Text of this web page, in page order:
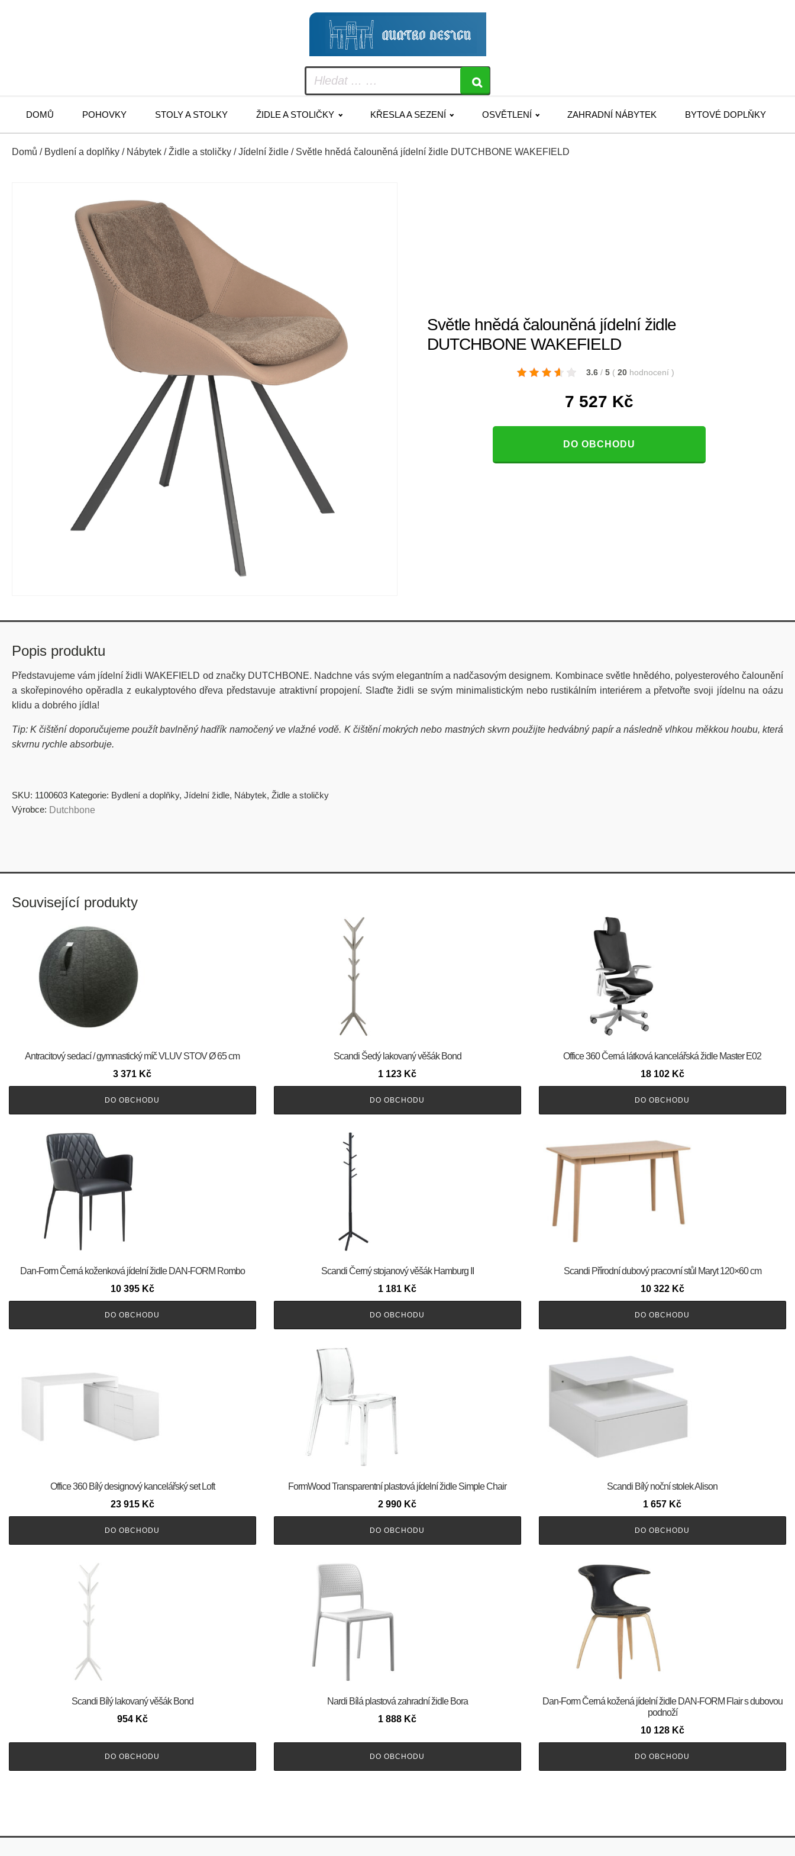
DOMŮ POHOVKY STOLY A STOLKY ŽIDLE A STOLIČKY KŘESLA A SEZENÍ OSVĚTLENÍ ZAHRADNÍ NÁBYTEK BYTOVÉ DOPLŇKY
Domů / Bydlení a doplňky / Nábytek /Židle a stoličky /Jídelní židle / Světle hnědá čalouněná jídelní židle DUTCHBONE WAKEFIELD
Světle hnědá čalouněná jídelní židle
DUTCHBONE WAKEFIELD
3.6 / 5 ( 20 hodnocení )
7 527 Kč
DO OBCHODU
Popis produktu
Představujeme vám jídelní židli WAKEFIELD od značky DUTCHBONE. Nadchne vás svým elegantním a nadčasovým designem. Kombinace světle hnědého, polyesterového čalounění
a skořepinového opěradla z eukalyptového dřeva představuje atraktivní propojení. Slaďte židli se svým minimalistickým nebo rustikálním interiérem a přetvořte svoji jídelnu na oázu
klidu a dobrého jídla!
Tip: K čištění doporučujeme použít bavlněný hadřík namočený ve vlažné vodě. K čištění mokrých nebo mastných skvrn použijte hedvábný papír a následně vlhkou měkkou houbu, která
skvrnu rychle absorbuje.
SKU: 1100603 Kategorie: Bydlení a doplňky, Jídelní židle, Nábytek, Židle a stoličky
Výrobce: Dutchbone
Související produkty
Antracitový sedací / gymnastický míč VLUV STOV Ø 65 cm
3 371 Kč
DO OBCHODU
Scandi Šedý lakovaný věšák Bond
1 123 Kč
DO OBCHODU
Office 360 Černá látková kancelářská židle Master E02
18 102 Kč
DO OBCHODU
​​​​​Dan-Form Černá koženková jídelní židle DAN-FORM Rombo
10 395 Kč
DO OBCHODU
Scandi Černý stojanový věšák Hamburg II
1 181 Kč
DO OBCHODU
Scandi Přírodní dubový pracovní stůl Maryt 120×60 cm
10 322 Kč
DO OBCHODU
Office 360 Bílý designový kancelářský set Loft
23 915 Kč
DO OBCHODU
FormWood Transparentní plastová jídelní židle Simple Chair
2 990 Kč
DO OBCHODU
Scandi Bílý noční stolek Alison
1 657 Kč
DO OBCHODU
Scandi Bílý lakovaný věšák Bond
954 Kč
DO OBCHODU
Nardi Bílá plastová zahradní židle Bora
1 888 Kč
DO OBCHODU
​​​​​Dan-Form Černá kožená jídelní židle DAN-FORM Flair s dubovou
podnoží
10 128 Kč
DO OBCHODU